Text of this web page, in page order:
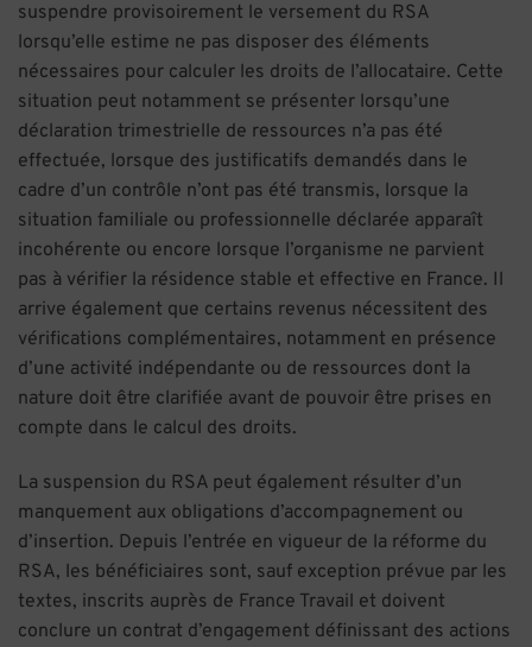
suspendre provisoirement le versement du RSA
lorsqu’elle estime ne pas disposer des éléments
nécessaires pour calculer les droits de l’allocataire. Cette
situation peut notamment se présenter lorsqu’une
déclaration trimestrielle de ressources n’a pas été
effectuée, lorsque des justificatifs demandés dans le
cadre d’un contrôle n’ont pas été transmis, lorsque la
situation familiale ou professionnelle déclarée apparaît
incohérente ou encore lorsque l’organisme ne parvient
pas à vérifier la résidence stable et effective en France. Il
arrive également que certains revenus nécessitent des
vérifications complémentaires, notamment en présence
d’une activité indépendante ou de ressources dont la
nature doit être clarifiée avant de pouvoir être prises en
compte dans le calcul des droits.
La suspension du RSA peut également résulter d’un
manquement aux obligations d’accompagnement ou
d’insertion. Depuis l’entrée en vigueur de la réforme du
RSA, les bénéficiaires sont, sauf exception prévue par les
textes, inscrits auprès de France Travail et doivent
conclure un contrat d’engagement définissant des actions